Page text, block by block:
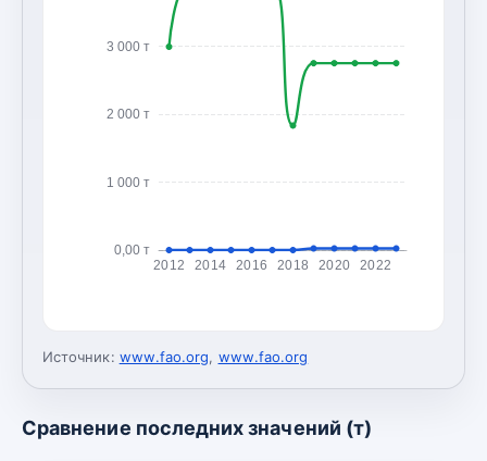
0,00 т
1 000 т
2 000 т
3 000 т
2012 2014 2016 2018 2020 2022
Источник: www.fao.org, www.fao.org
Сравнение последних значений (т)